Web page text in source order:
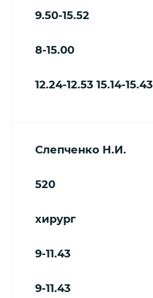
9.50-15.52
8-15.00
12.24-12.53 15.14-15.43
Слепченко Н.И.
520
хирург
9-11.43
9-11.43